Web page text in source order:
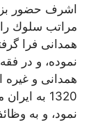
اشرف حضور
مراتب سلوك
همدانى فرا
نموده، و در
همدانى و غيره
1320 به
نمود، و به